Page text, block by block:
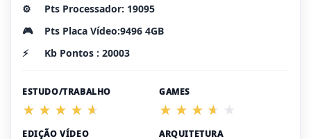
⚙️
Pts Processador: 19095
🎮
Pts Placa Vídeo:9496 4GB
⚡
Kb Pontos : 20003
ESTUDO/TRABALHO GAMES
EDIÇÃO VÍDEO ARQUITETURA